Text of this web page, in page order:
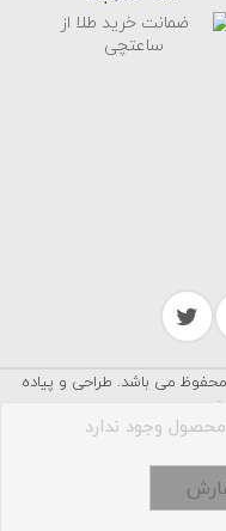
وجود ندارد
می باشد. طراحی و پیاده